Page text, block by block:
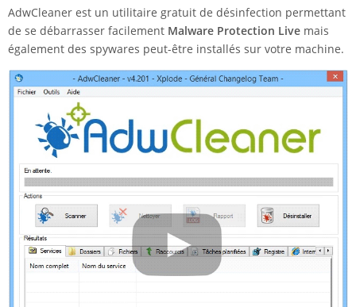
AdwCleaner est un utilitaire gratuit de désinfection permettant
de se débarrasser facilement Malware Protection Live mais
également des spywares peut-être installés sur votre machine.